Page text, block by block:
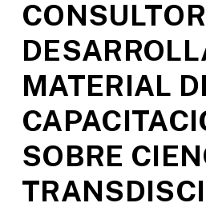
MATERIAL
SOBRE